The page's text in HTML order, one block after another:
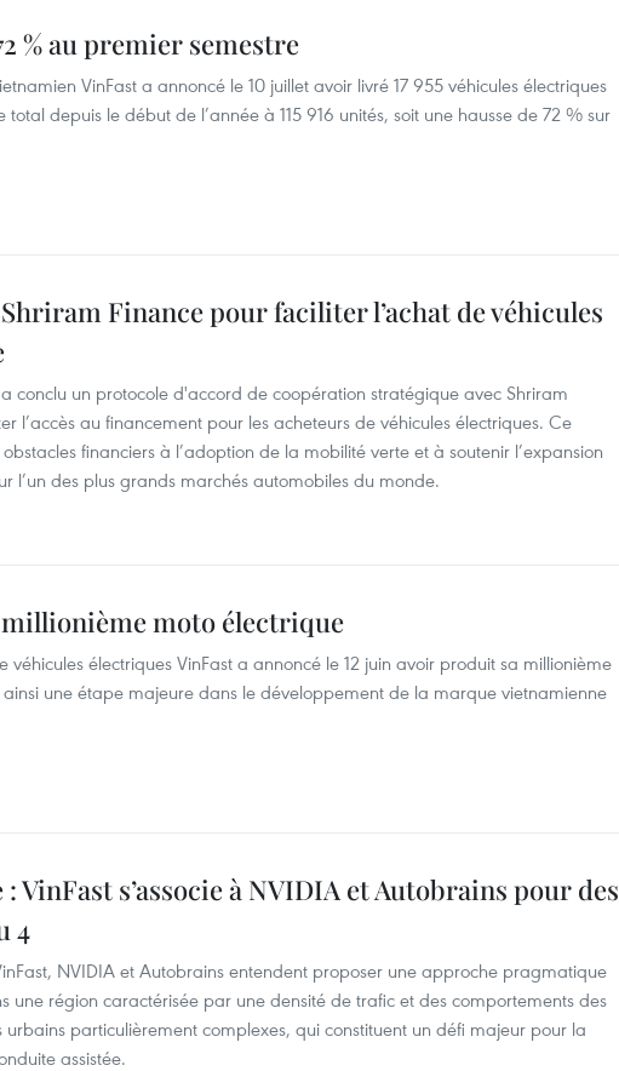
% au premier semestre
VinFast a annoncé le 10 juillet avoir livré 17 955 véhicules électriques
depuis le début de l’année à 115 916 unités, soit une hausse de 72 % sur
Shriram Finance pour faciliter l’achat de véhicules
conclu un protocole d'accord de coopération stratégique avec Shriram
l’accès au financement pour les acheteurs de véhicules électriques. Ce
financiers à l’adoption de la mobilité verte et à soutenir l’expansion
l’un des plus grands marchés automobiles du monde.
moto électrique
véhicules électriques VinFast a annoncé le 12 juin avoir produit sa millionième
une étape majeure dans le développement de la marque vietnamienne
VinFast s’associe à NVIDIA et Autobrains pour des
4
NVIDIA et Autobrains entendent proposer une approche pragmatique
une région caractérisée par une densité de trafic et des comportements des
urbains particulièrement complexes, qui constituent un défi majeur pour la
assistée.